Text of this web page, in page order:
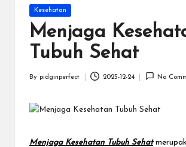
Posted
in
Kesehatan
Menjaga
Tubuh Sehat
Posted
By pidginperfect 2025-12-24 No
Menjaga Kesehatan Tubuh Sehat